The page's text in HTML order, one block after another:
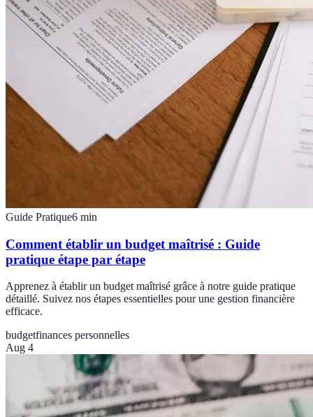
Guide Pratique6 min
Comment établir un budget maîtrisé : Guide
pratique étape par étape
Apprenez à établir un budget maîtrisé grâce à notre guide pratique
détaillé. Suivez nos étapes essentielles pour une gestion financière
efficace.
budgetfinances personnelles
Aug 4